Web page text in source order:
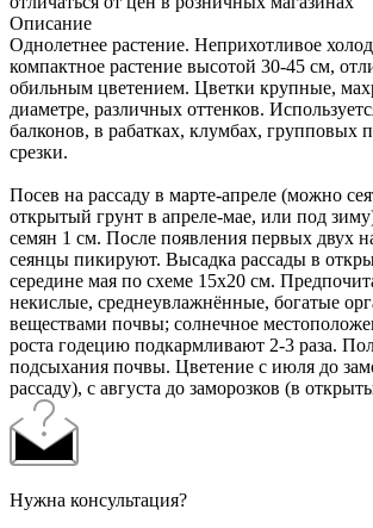
Описание
Однолетнее растение. Неприхотливое
компактное растение высотой 30-45 см,
обильным цветением. Цветки крупные,
диаметре, различных оттенков.
балконов, в рабатках, клумбах, групповых
срезки.
Посев на рассаду в марте-апреле (можно
открытый грунт в апреле-мае, или под
семян 1 см. После появления первых двух
сеянцы пикируют. Высадка рассады в
середине мая по схеме 15х20 см.
некислые, среднеувлажнённые, богатые
веществами почвы; солнечное
роста годецию подкармливают 2-3 раза.
подсыхания почвы. Цветение с июля до
рассаду), с августа до заморозков (в
Нужна консультация?